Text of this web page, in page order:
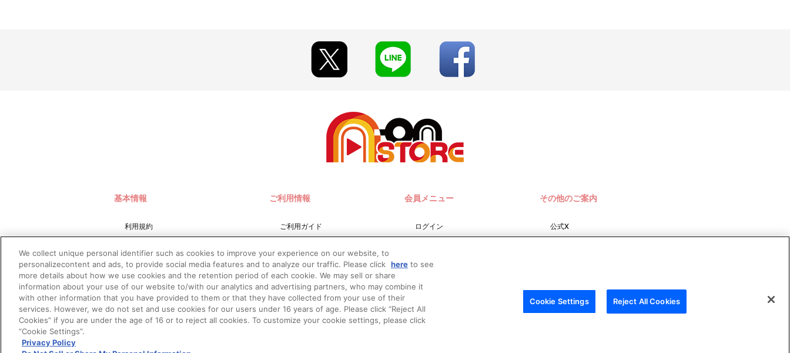
基本情報
利用規約
プライバシーポリシー
プライバシーオプション
会社概要
ご利用情報
ご利用ガイド
お問い合わせ
推奨環境
Do Not Sell or Share My
Personal Information
会員メニュー
ログイン
新規会員登録
その他のご案内
公式X
We collect unique personal identifier such as cookies to improve your experience on our website, to
personalizecontent and ads, to provide social media features and to analyze our traffic. Please click here to see
more details about how we use cookies and the retention period of each cookie. We may sell or share
information about your use of our website to/with our analytics and advertising partners, who may combine it
with other information that you have provided to them or that they have collected from your use of their
services. However, we do not set and use cookies for our users under 16 years of age. Please click “Reject All
Cookies” if you are under the age of 16 or to reject all cookies. To customize your cookie settings, please click
“Cookie Settings”.
Privacy Policy
Cookie Settings Reject All Cookies